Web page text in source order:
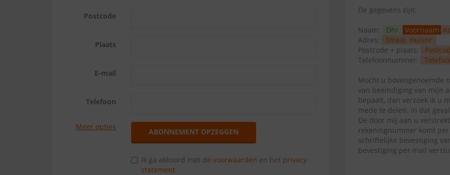
Postcode
Plaats
E-mail
Telefoon
Meer opties
ABONNEMENT OPZEGGEN
Ik ga akkoord met devoorwaarden en het privacy
statement
De gegevens zijn:
Naam: Dhr. Voornaam
Adres:
Straat Huisnr
Postcode + plaats:
Telefoonnummer:
Mocht u bovengenoemde
van beëindiging van mijn
bepaalt, dan verzoek ik u
mede te delen. In dat
De door mij aan u
rekeningnummer komt
schriftelijke bevestiging
bevestiging per mail